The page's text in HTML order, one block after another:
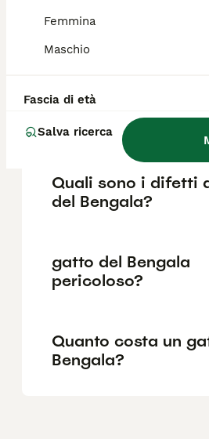
Femmina
Maschio
Fascia di età
Salva ricerca
Bengala?
Il prezzo di acquisto di un
genitori e al sesso. Le spese
e i 600 euro.
Quali sono i difetti
del Bengala?
gatto del Bengala
pericoloso?
Quanto costa un
Bengala?